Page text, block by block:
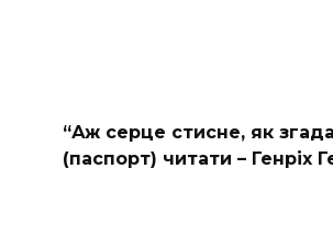
“Аж серце стисне, як
(паспорт) читати – Генріх